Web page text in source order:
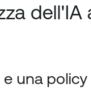
dell'IA
una